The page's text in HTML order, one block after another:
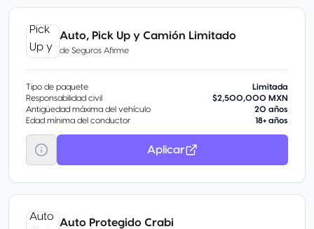
Auto, Pick Up y Camión Limitado
de Seguros Afirme
Tipo de paquete
Limitada
Responsabilidad civil
$2,500,000 MXN
Antigüedad máxima del vehículo
20 años
Edad mínima del conductor
18+ años
Aplicar
Auto Protegido Crabi